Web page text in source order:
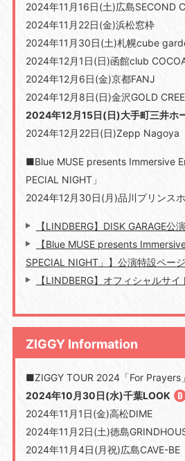
2024年11月16日(土)広島SECOND
2024年11月22日(金)浜松窓枠
2024年11月30日(土)札幌cube
2024年12月1日(日)函館club
2024年12月6日(金)京都FANJ
2024年12月8日(日)金沢GOLD
2024年12月15日(日)大手町三井ホ
2024年12月22日(日)Zepp Nagoya
■Blue MUSE presents Immersive
PECIAL NIGHT」
2024年12月30日(月)品川プリンス
【LINDBERG】DISK GARAGE公
【Blue MUSE presents
SPECIAL NIGHT」】公演特設ページ
【LINDBERG】オフィシャルサイ
ZIGGY Information
■ZIGGY TOUR 2024「For Prayers」
2024年10月30日(水)千葉LOOK
2024年11月1日(金)高松DIME
2024年11月2日(土)徳島
2024年11月4日(月祝)広島CAVE-BE